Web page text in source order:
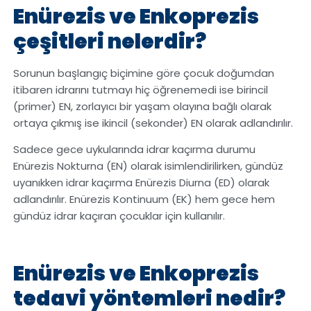
Enürezis ve Enkoprezis
çeşitleri nelerdir?
Sorunun başlangıç biçimine göre çocuk doğumdan
itibaren idrarını tutmayı hiç öğrenemedi ise birincil
(primer) EN, zorlayıcı bir yaşam olayına bağlı olarak
ortaya çıkmış ise ikincil (sekonder) EN olarak adlandırılır.
Sadece gece uykularında idrar kaçırma durumu
Enürezis Nokturna (EN) olarak isimlendirilirken, gündüz
uyanıkken idrar kaçırma Enürezis Diurna (ED) olarak
adlandırılır. Enürezis Kontinuum (EK) hem gece hem
gündüz idrar kaçıran çocuklar için kullanılır.
Enürezis ve Enkoprezis
tedavi yöntemleri nedir?